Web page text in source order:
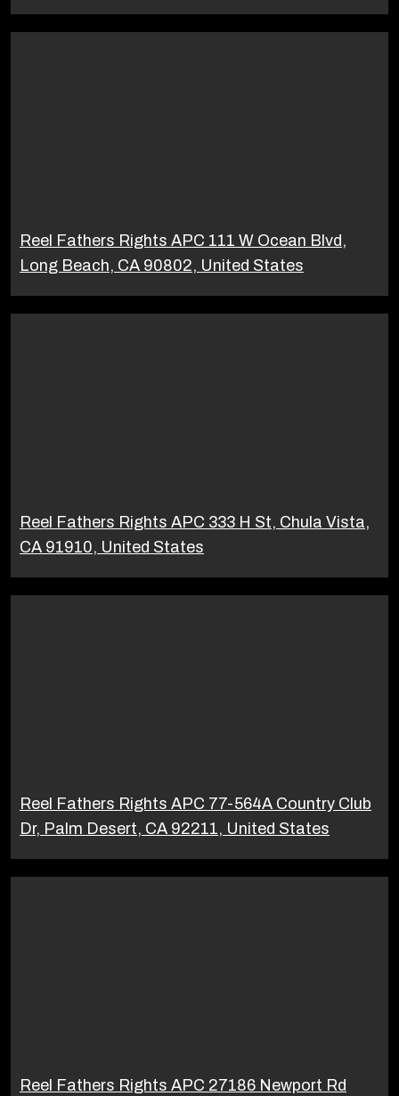
Reel Fathers Rights APC 111 W Ocean Blvd,
Long Beach, CA 90802, United States
Reel Fathers Rights APC 333 H St, Chula Vista,
CA 91910, United States
Reel Fathers Rights APC 77-564A Country Club
Dr, Palm Desert, CA 92211, United States
Reel Fathers Rights APC 27186 Newport Rd